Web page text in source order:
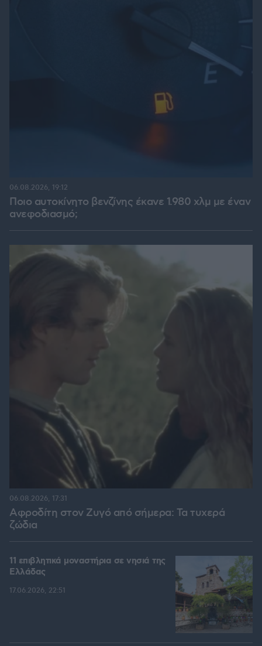
Ποιο αυτοκίνητο βενζίνης έκανε 1.980 χλμ με έναν
ανεφοδιασμό;
06.08.2026, 19:12
Αφροδίτη στον Ζυγό από σήμερα: Τα τυχερά
ζώδια
06.08.2026, 17:31
11 επιβλητικά μοναστήρια σε νησιά της
Ελλάδας
17.06.2026, 22:51